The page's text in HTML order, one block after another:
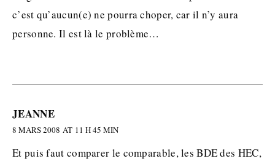
c’est qu’aucun(e) ne pourra choper, car il n’y aura
personne. Il est là le problème…
JEANNE
8 MARS 2008 AT 11 H 45 MIN
Et puis faut comparer le comparable, les BDE des HEC,